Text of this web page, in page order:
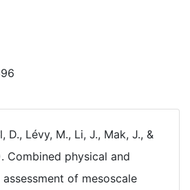
D., Lévy, M., Li, J., Mak, J., &
Combined physical and
of mesoscale